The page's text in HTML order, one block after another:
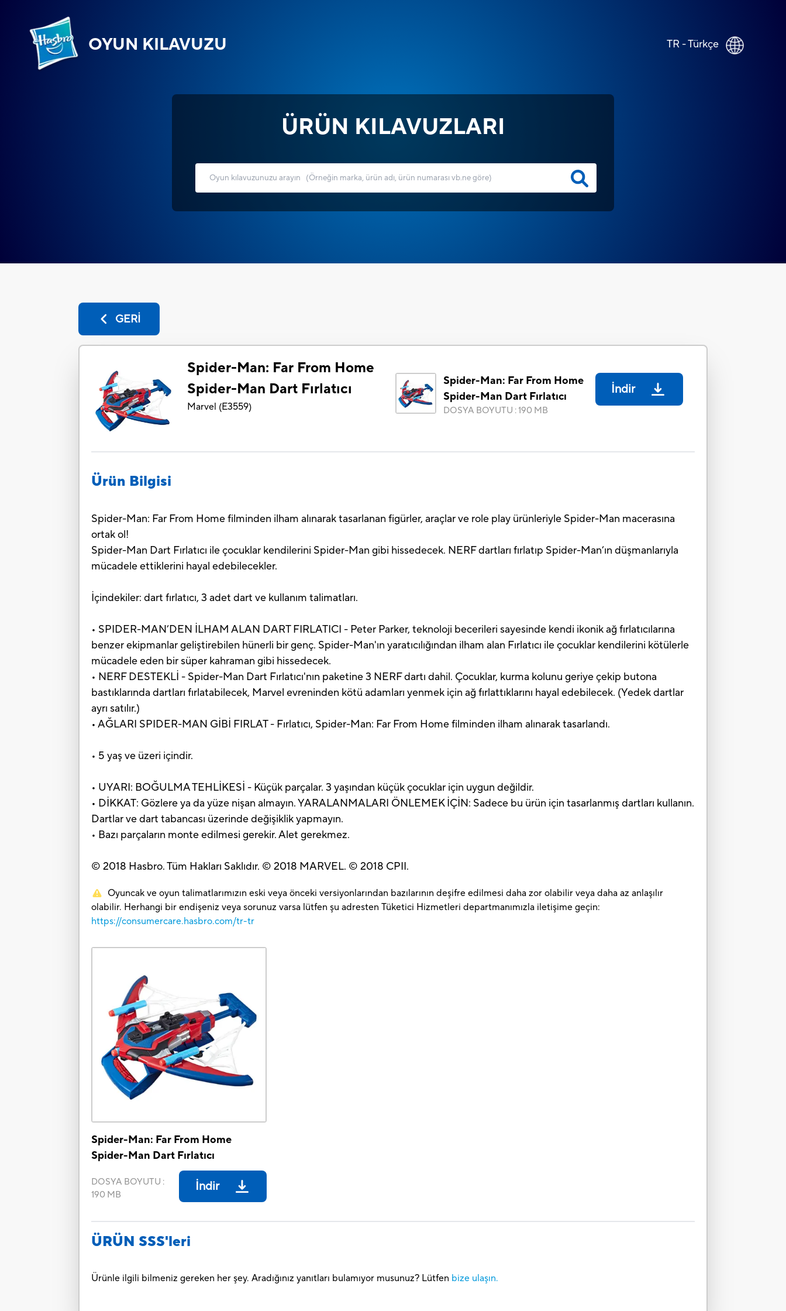
OYUN KILAVUZU TR - Türkçe
ÜRÜN KILAVUZLARI
GERİ
Spider-Man: Far From Home
Spider-Man Dart Fırlatıcı
Marvel (E3559)
Spider-Man: Far From Home
Spider-Man Dart Fırlatıcı
DOSYA BOYUTU :190 MB
İndir
Ürün Bilgisi
Spider-Man: Far From Home filminden ilham alınarak tasarlanan figürler, araçlar ve role play ürünleriyle Spider-Man macerasına
ortak ol!
Spider-Man Dart Fırlatıcı ile çocuklar kendilerini Spider-Man gibi hissedecek. NERF dartları fırlatıp Spider-Man’ın düşmanlarıyla
mücadele ettiklerini hayal edebilecekler.
İçindekiler: dart fırlatıcı, 3 adet dart ve kullanım talimatları.
• SPIDER-MAN’DEN İLHAM ALAN DART FIRLATICI - Peter Parker, teknoloji becerileri sayesinde kendi ikonik ağ fırlatıcılarına
benzer ekipmanlar geliştirebilen hünerli bir genç. Spider-Man'ın yaratıcılığından ilham alan Fırlatıcı ile çocuklar kendilerini kötülerle
mücadele eden bir süper kahraman gibi hissedecek.
• NERF DESTEKLİ - Spider-Man Dart Fırlatıcı'nın paketine 3 NERF dartı dahil. Çocuklar, kurma kolunu geriye çekip butona
bastıklarında dartları fırlatabilecek, Marvel evreninden kötü adamları yenmek için ağ fırlattıklarını hayal edebilecek. (Yedek dartlar
ayrı satılır.)
• AĞLARI SPIDER-MAN GİBİ FIRLAT - Fırlatıcı, Spider-Man: Far From Home filminden ilham alınarak tasarlandı.
• 5 yaş ve üzeri içindir.
• UYARI: BOĞULMA TEHLİKESİ - Küçük parçalar. 3 yaşından küçük çocuklar için uygun değildir.
• DİKKAT: Gözlere ya da yüze nişan almayın. YARALANMALARI ÖNLEMEK İÇİN: Sadece bu ürün için tasarlanmış dartları kullanın.
Dartlar ve dart tabancası üzerinde değişiklik yapmayın.
• Bazı parçaların monte edilmesi gerekir. Alet gerekmez.
© 2018 Hasbro. Tüm Hakları Saklıdır. © 2018 MARVEL. © 2018 CPII.
Oyuncak ve oyun talimatlarımızın eski veya önceki versiyonlarından bazılarının deşifre edilmesi daha zor olabilir veya daha az anlaşılır
olabilir. Herhangi bir endişeniz veya sorunuz varsa lütfen şu adresten Tüketici Hizmetleri departmanımızla iletişime geçin:
https://consumercare.hasbro.com/tr-tr
Spider-Man: Far From Home
Spider-Man Dart Fırlatıcı
DOSYA BOYUTU :
190 MB
İndir
ÜRÜN SSS'leri
Ürünle ilgili bilmeniz gereken her şey. Aradığınız yanıtları bulamıyor musunuz? Lütfen bize ulaşın.